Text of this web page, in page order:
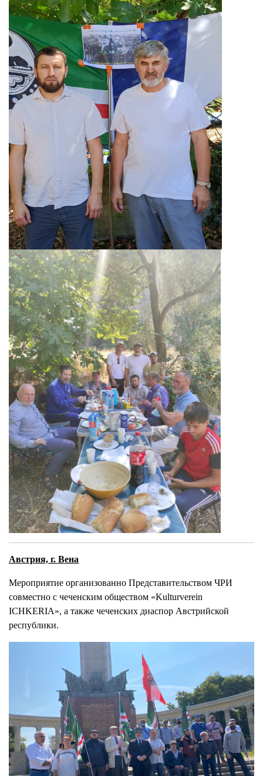
Австрия, г. Вена
Мероприятие организованно Представительством ЧРИ
совместно с чеченским обществом «Kulturverein
ICHKERIA», а также чеченских диаспор Австрийской
республики.